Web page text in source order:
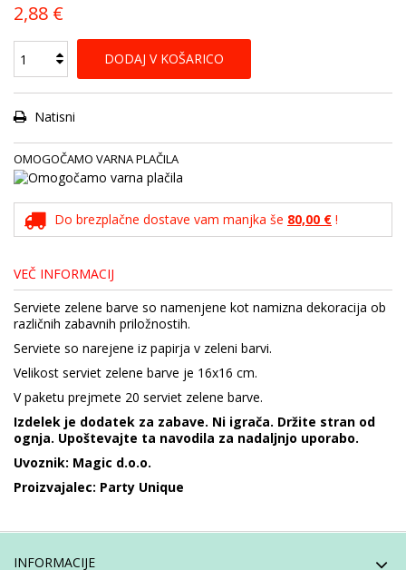
2,88 €
DODAJ V KOŠARICO
Natisni
OMOGOČAMO VARNA PLAČILA
Do brezplačne dostave vam manjka še 80,00 € !
VEČ INFORMACIJ
Serviete zelene barve so namenjene kot namizna dekoracija ob
različnih zabavnih priložnostih.
Serviete so narejene iz papirja v zeleni barvi.
Velikost serviet zelene barve je 16x16 cm.
V paketu prejmete 20 serviet zelene barve.
Izdelek je dodatek za zabave. Ni igrača. Držite stran od
ognja. Upoštevajte ta navodila za nadaljnjo uporabo.
Uvoznik: Magic d.o.o.
Proizvajalec: Party Unique
INFORMACIJE